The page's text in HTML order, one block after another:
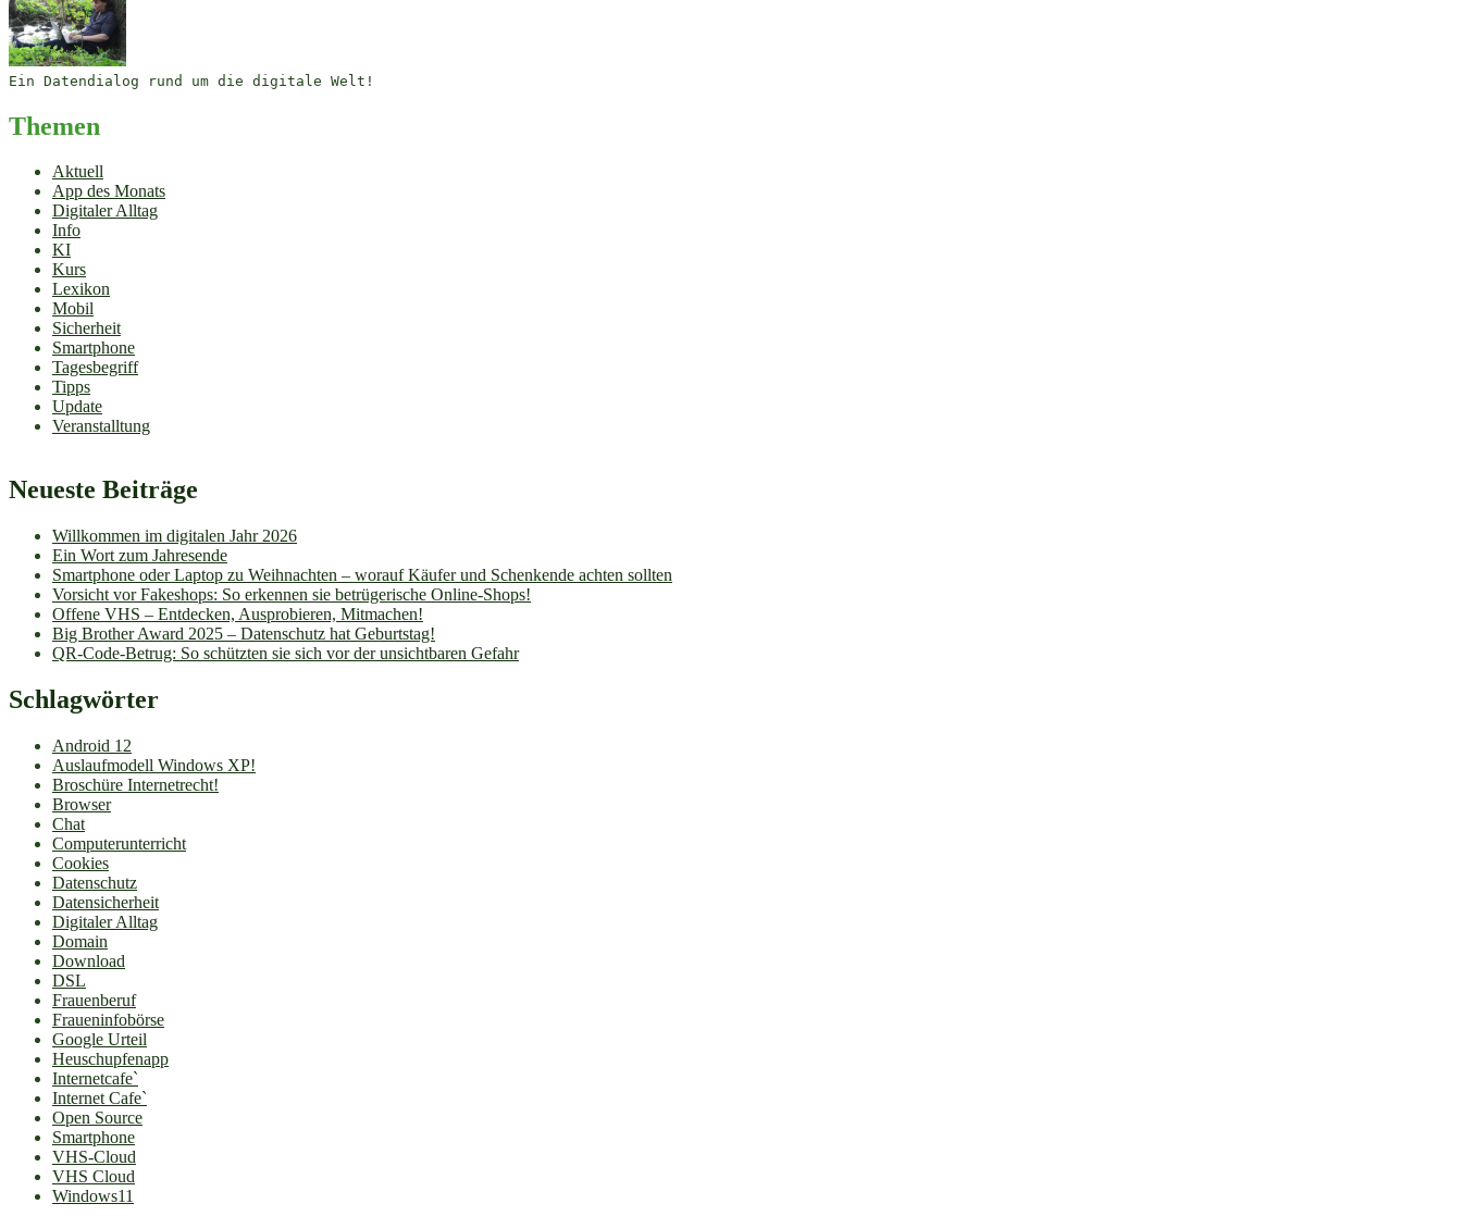
Ein Datendialog rund um die digitale Welt!
Themen
Aktuell
App des Monats
Digitaler Alltag
Info
KI
Kurs
Lexikon
Mobil
Sicherheit
Smartphone
Tagesbegriff
Tipps
Update
Veranstalltung
Neueste Beiträge
Willkommen im digitalen Jahr 2026
Ein Wort zum Jahresende
Smartphone oder Laptop zu Weihnachten – worauf Käufer und Schenkende achten sollten
Vorsicht vor Fakeshops: So erkennen sie betrügerische Online-Shops!
Offene VHS – Entdecken, Ausprobieren, Mitmachen!
Big Brother Award 2025 – Datenschutz hat Geburtstag!
QR-Code-Betrug: So schützten sie sich vor der unsichtbaren Gefahr
Schlagwörter
Android 12
Auslaufmodell Windows XP!
Broschüre Internetrecht!
Browser
Chat
Computerunterricht
Cookies
Datenschutz
Datensicherheit
Digitaler Alltag
Domain
Download
DSL
Frauenberuf
Fraueninfobörse
Google Urteil
Heuschupfenapp
Internetcafe`
Internet Cafe`
Open Source
Smartphone
VHS-Cloud
VHS Cloud
Windows11